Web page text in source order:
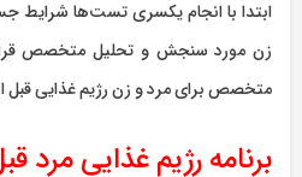
ابتدا با انجام یکسری تست‌ها شرایط
زن مورد سنجش و تحلیل متخصص
متخصص برای مرد و زن رژیم غذایی قبل
برنامه رژیم غذایی مرد